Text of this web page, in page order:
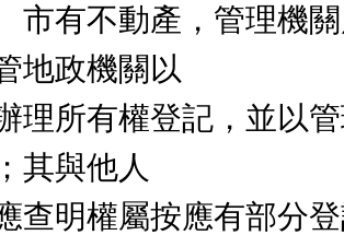
有不動產，管理機關
地政機關以
理所有權登記，並以
其與他人
查明權屬按應有部分